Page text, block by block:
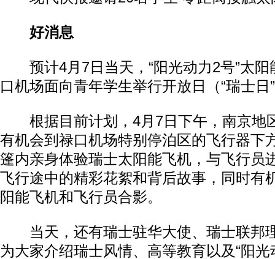
好消息
预计4月7日当天，“阳光动力2号”太阳
口机场面向青年学生举行开放日（“瑞士日
根据目前计划，4月7日下午，南京地
有机会到禄口机场特别停泊区的飞行器下
篷内亲身体验瑞士太阳能飞机，与飞行员
飞行途中的精彩花絮和背后故事，同时有
阳能飞机和飞行员合影。
当天，还有瑞士驻华大使、瑞士联邦
为大家介绍瑞士风情、高等教育以及“阳光